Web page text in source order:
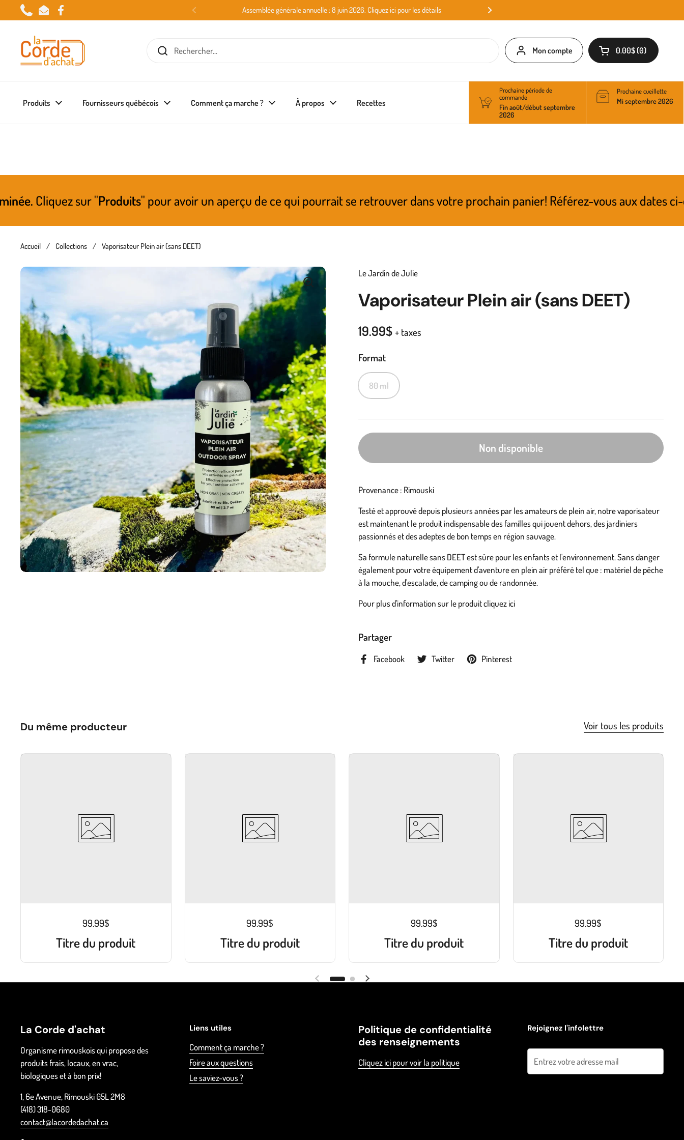
Passer au contenu
PhoneEmailFacebook
Assemblée générale annuelle : 8 juin 2026. Cliquez ici pour les détails
Mon compte Ouvrir le panier
0.00$ 0
Produits Fournisseurs québécois Comment ça marche ? À propos Recettes
Prochaine période de
commande
Fin août/début septembre
2026
Prochaine cueillette
Mi septembre 2026
sur '' Produits'' pour avoir un aperçu de ce qui pourrait se retrouver dans votre prochain panier! Référez-vous aux dates ci-dessus
Accueil / Collections / Vaporisateur Plein air (sans DEET)
Le Jardin de Julie
Vaporisateur Plein air (sans DEET)
19.99$ + taxes
Format
80 ml
Non disponible
Provenance : Rimouski
Testé et approuvé depuis plusieurs années par les amateurs de plein air, notre vaporisateur
est maintenant le produit indispensable des familles qui jouent dehors, des jardiniers
passionnés et des adeptes de bon temps en région sauvage.
Sa formule naturelle sans DEET est sûre pour les enfants et l'environnement. Sans danger
également pour votre équipement d'aventure en plein air préféré tel que : matériel de pêche
à la mouche, d'escalade, de camping ou de randonnée.
Pour plus d'information sur le produit cliquez ici
Partager
Facebook Twitter Pinterest
Du même producteur Voir tous les produits
99.99$
Titre du produit
99.99$
Titre du produit
99.99$
Titre du produit
99.99$
Titre du produit
La Corde d'achat
Organisme rimouskois qui propose des
produits frais, locaux, en vrac,
biologiques et à bon prix!
1, 6e Avenue, Rimouski G5L 2M8
(418) 318-0680
contact@lacordedachat.ca
Liens utiles
Comment ça marche ?
Foire aux questions
Le saviez-vous ?
Politique de confidentialité
des renseignements
Cliquez ici pour voir la politique
Rejoignez l'infolettre